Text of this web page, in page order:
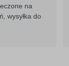
na
wysyłka do